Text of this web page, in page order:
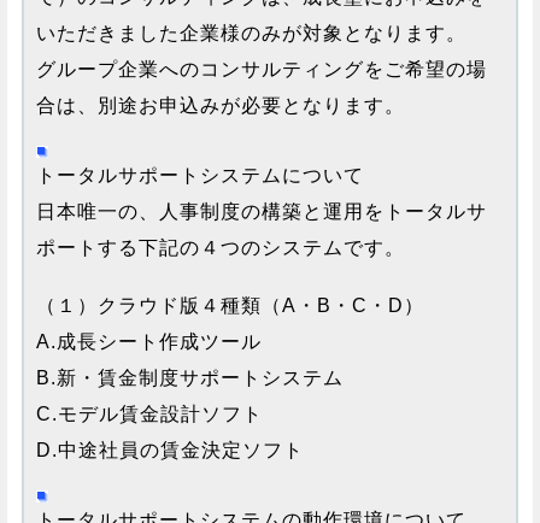
いただきました企業様のみが対象となります。
グループ企業へのコンサルティングをご希望の場
合は、別途お申込みが必要となります。
トータルサポートシステムについて
日本唯一の、人事制度の構築と運用をトータルサ
ポートする下記の４つのシステムです。
（１）クラウド版４種類（A・B・C・D）
A.成長シート作成ツール
B.新・賃金制度サポートシステム
C.モデル賃金設計ソフト
D.中途社員の賃金決定ソフト